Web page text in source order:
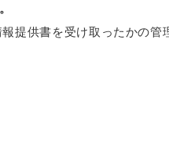
提供書を受け取ったかの管